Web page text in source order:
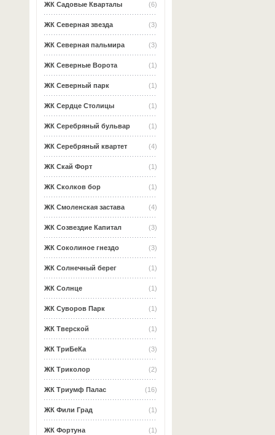
(6)
ЖК Садовые Кварталы
(3)
ЖК Северная звезда
(3)
ЖК Северная пальмира
(1)
ЖК Северные Ворота
(1)
ЖК Северный парк
(1)
ЖК Сердце Столицы
(1)
ЖК Серебряный бульвар
(4)
ЖК Серебряный квартет
(1)
ЖК Скай Форт
(1)
ЖК Сколков бор
(4)
ЖК Смоленская застава
(3)
ЖК Созвездие Капитал
(3)
ЖК Соколиное гнездо
(1)
ЖК Солнечный берег
(1)
ЖК Солнце
(1)
ЖК Суворов Парк
(1)
ЖК Тверской
(3)
ЖК ТриБеКа
(2)
ЖК Триколор
(16)
ЖК Триумф Палас
(1)
ЖК Фили Град
(1)
ЖК Фортуна